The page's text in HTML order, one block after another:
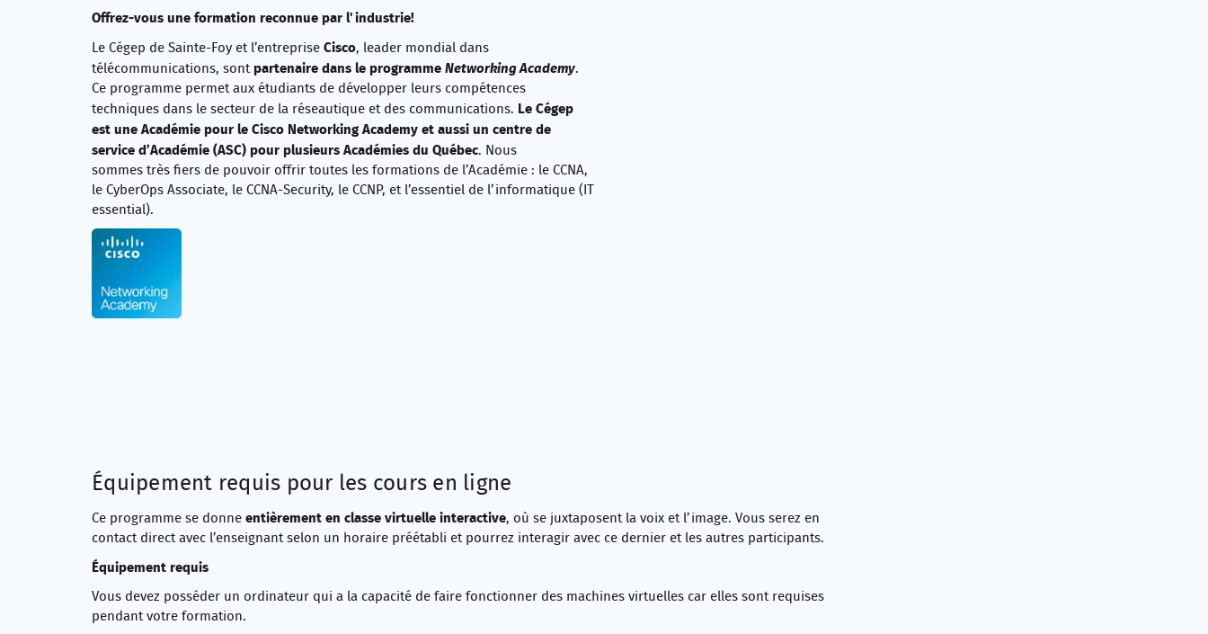
Offrez-vous une formation reconnue par l'industrie!
Le Cégep de Sainte-Foy et l’entrepriseCisco, leader mondial dans
télécommunications, sontpartenaire dans le programmeNetworking Academy.
Ce programme permet aux étudiants de développer leurs compétences
techniques dans le secteur de la réseautique et des communications. Le Cégep
est une Académie pour le Cisco Networking Academy et aussi un centre de
service d’Académie (ASC) pour plusieurs Académies du Québec. Nous
sommes très fiers de pouvoir offrir toutes les formations de l’Académie : le CCNA,
le CyberOps Associate, le CCNA-Security, le CCNP, et l’essentiel de l’informatique (IT
essential).
Équipement requis pour les cours en ligne
Ce programme se donneentièrement en classe virtuelle interactive, où se juxtaposent la voix et l’image. Vous serez en
contact direct avec l’enseignant selon un horaire préétabli et pourrez interagir avec ce dernier et les autres participants.
Équipement requis
Vous devez posséder un ordinateur qui a la capacité de faire fonctionner des machines virtuelles car elles sont requises
pendant votre formation.